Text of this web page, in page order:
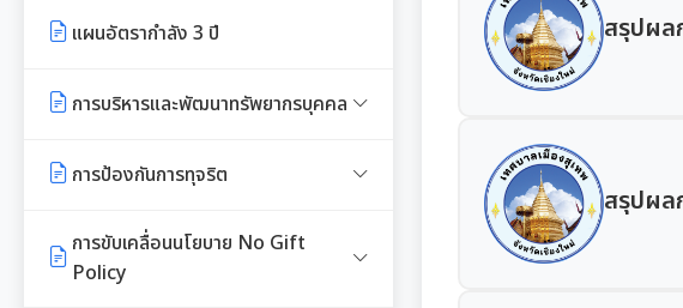
นโยบายคุ้มครองข้อมูลส่วนบุคคล
ปี รอบ 6 เดือน
รายงานผลการใช้จ่ายงบประมาณ
แผนการจัดซื้อจัดจ้างหรือแผนการ
สรุปผลการจัดซื้อจัดจ้าง หรือการ
จัดหาพัสดุประจำปี
รายการการจัดซื้อจัดจ้างหรือการ
แผนอัตรากำลัง 3 ปี
การบริหารและพัฒนาทรัพยากรบุคคล
หลักเกณฑ์การบริหารและพัฒนา
แผนการบริหารและพัฒนาทรัพยากร
บุคคล
การป้องกันการทุจริต
แนวปฏิบัติการจัดการเรื่องร้องเรียน
การทุจริตฯ
การขับเคลื่อนนโยบาย No Gift
Policy
สรุปผล
สรุปผล